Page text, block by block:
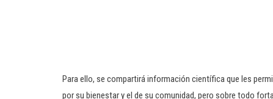
Para ello, se compartirá información científica que les
por su bienestar y el de su comunidad, pero sobre todo